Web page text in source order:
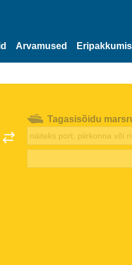
Arvamused
Tagasisõidu